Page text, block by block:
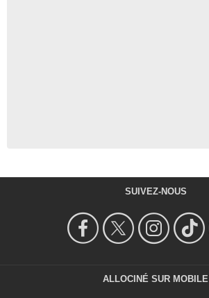
SUIVEZ-NOUS
ALLOCINÉ SUR MOBILE